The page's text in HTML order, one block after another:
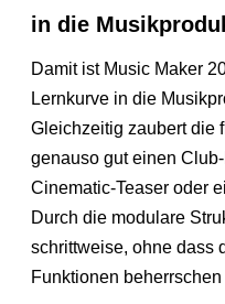
in die
Damit ist Music Maker
Lernkurve in die
Gleichzeitig zaubert die
genauso gut einen
Cinematic-Teaser oder
Durch die modulare
schrittweise, ohne dass
Funktionen beherrschen